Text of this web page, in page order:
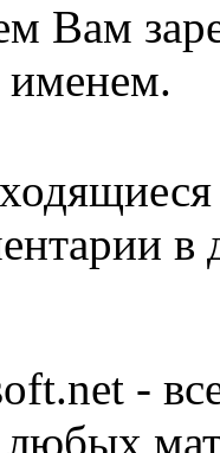
Вам
именем.
в
-